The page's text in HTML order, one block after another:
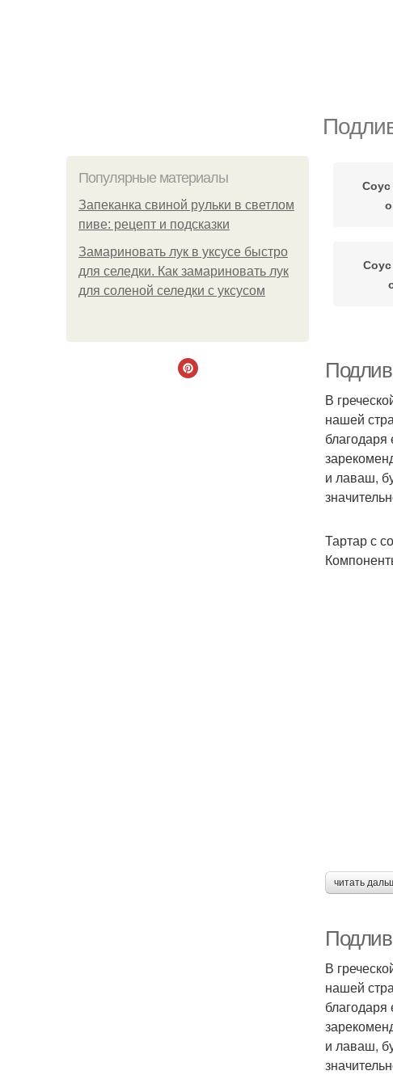
Популярные материалы
Запеканка свиной рульки в светлом
пиве: рецепт и подсказки
Замариновать лук в уксусе быстро
для селедки. Как замариновать лук
для соленой селедки с уксусом
В
нашей
и лаваш,
Тартар с
читать
В
нашей
и лаваш,